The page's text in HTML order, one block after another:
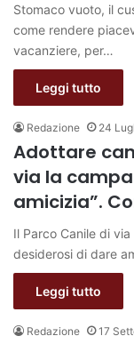
Stomaco vuoto, il
come rendere
vacanziere, per…
Leggi tutto
Redazione 24
Adottare
via la
amicizia”.
Il Parco Canile di
desiderosi di dare
Leggi tutto
Redazione 17